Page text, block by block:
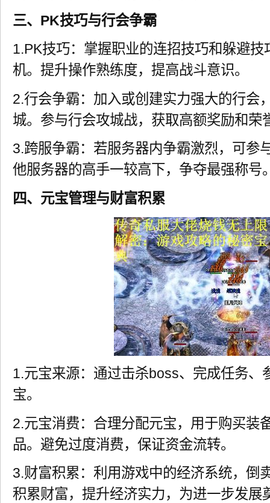
三、PK技巧与行会争霸
1.PK技巧：掌握职业的连招技巧和躲避技
机。提升操作熟练度，提高战斗意识。
2.行会争霸：加入或创建实力强大的行会
城。参与行会攻城战，获取高额奖励和荣
3.跨服争霸：若服务器内争霸激烈，可参
他服务器的高手一较高下，争夺最强称号
四、元宝管理与财富积累
1.元宝来源：通过击杀boss、完成任务、
宝。
2.元宝消费：合理分配元宝，用于购买装
品。避免过度消费，保证资金流转。
3.财富积累：利用游戏中的经济系统，倒
积累财富，提升经济实力，为进一步发展